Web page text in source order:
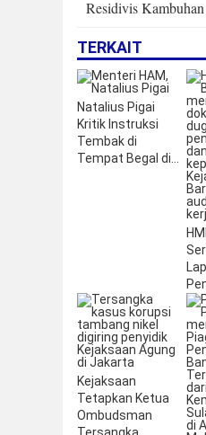
Residivis Kambuhan
TERKAIT
Natalius Pigai
Kritik Instruksi
Tembak di
Tempat Begal di
Kejaksaan
Tetapkan Ketua
Ombudsman
Tersangka